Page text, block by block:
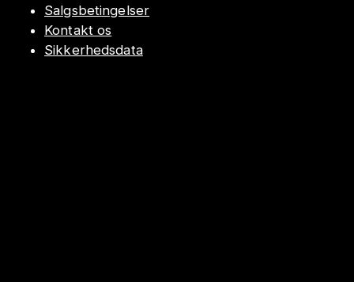
Salgsbetingelser
Kontakt os
Sikkerhedsdata